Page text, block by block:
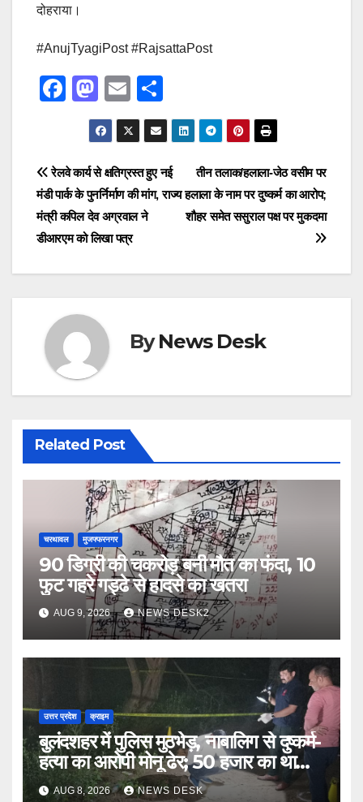
दोहराया।
#AnujTyagiPost #RajsattaPost
F
e
b
o
o
k
M
a
st
o
d
o
n
E
m
ail
h
ar
e
Post
navigation
तीन तलाक/हलाला-जेठ वसीम पर
हलाला के नाम पर दुष्कर्म का आरोप;
शौहर समेत ससुराल पक्ष पर मुकदमा
रेलवे कार्य से क्षतिग्रस्त हुए नई
मंडी पार्क के पुनर्निर्माण की मांग, राज्य
मंत्री कपिल देव अग्रवाल ने
डीआरएम को लिखा पत्र
ByNews Desk
Related Post
चरथावल मुजफ्फरनगर
90 डिग्री की चकरोड़ बनी मौत का फंदा, 10
फुट गहरे गड्ढे से हादसे का खतरा
AUG 9, 2026 NEWS DESK2
उत्तर प्रदेश क्राइम
बुलंदशहर में पुलिस मुठभेड़, नाबालिग से दुष्कर्म-
हत्या का आरोपी मोनू ढेर; 50 हजार का था
इनामAUG 8, 2026 NEWS DESK